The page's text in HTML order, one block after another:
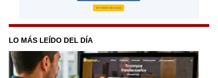
0
of
2
minutes,
seconds
LO MÁS LEÍDO DEL DÍA